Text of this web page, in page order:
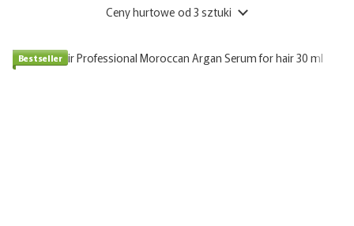
Ceny hurtowe od 3 sztuki
Bestseller